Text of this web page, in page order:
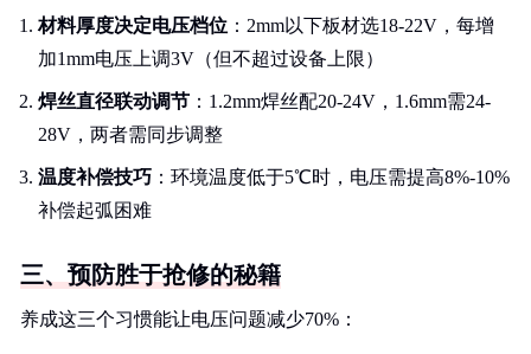
材料厚度决定电压档位 ：2mm以下板材选18-22V，每增
加1mm电压上调3V（但不超过设备上限）
焊丝直径联动调节 ：1.2mm焊丝配20-24V，1.6mm需24-
28V，两者需同步调整
温度补偿技巧 ：环境温度低于5℃时，电压需提高8%-10%
补偿起弧困难
三、预防胜于抢修的秘籍
养成这三个习惯能让电压问题减少70%：